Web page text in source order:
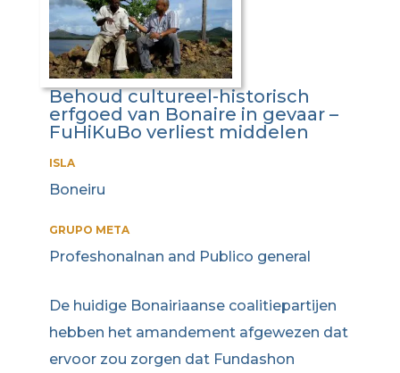
Behoud cultureel-historisch
erfgoed van Bonaire in gevaar –
FuHiKuBo verliest middelen
ISLA
Boneiru
GRUPO META
Profeshonalnan and Publico general
De huidige Bonairiaanse coalitiepartijen
hebben het amandement afgewezen dat
ervoor zou zorgen dat Fundashon